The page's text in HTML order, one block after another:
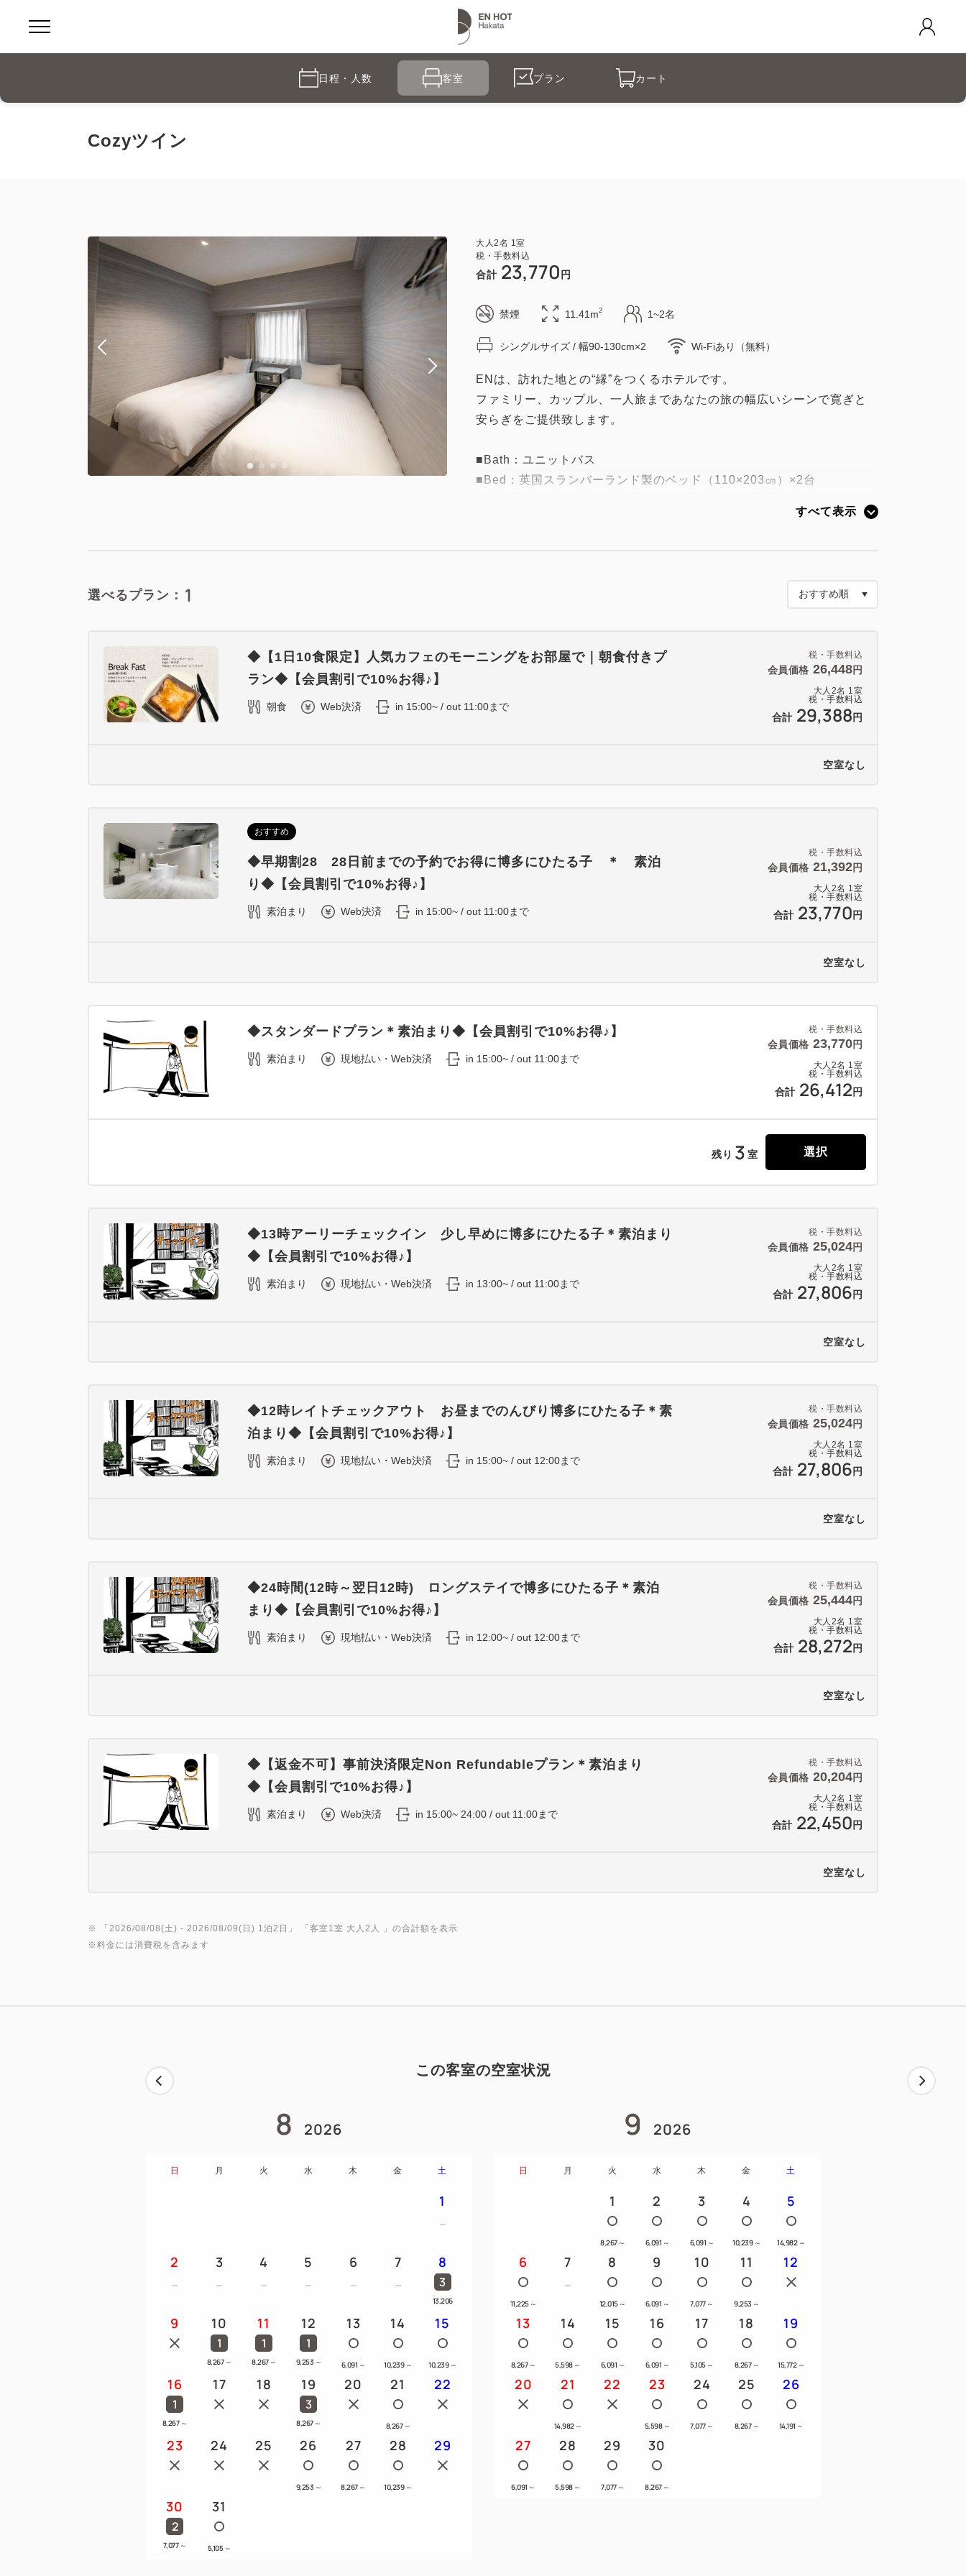
日程・人数 客室 プラン カート
Cozyツイン
大人2名 1室
税・手数料込
合計 23,770 円
禁煙 11.41m2 1~2名
シングルサイズ / 幅90-130cm×2 Wi-Fiあり（無料）
ENは、訪れた地との“縁”をつくるホテルです。
ファミリー、カップル、一人旅まであなたの旅の幅広いシーンで寛ぎと
安らぎをご提供致します。
■Bath：ユニットバス
■Bed：英国スランバーランド製のベッド（110×203㎝）×2台
ベッドに採用。寝具の中でも特に高い評価を受けている「上質な眠り」
すべて表示
選べるプラン： 1
税・手数料込
会員価格 26,448円
大人 2名 1室
税・手数料込
合計 29,388 円
◆【1日10食限定】人気カフェのモーニングをお部屋で｜朝食付きプ
ラン◆【会員割引で10%お得♪】
朝食 Web決済 in 15:00~ / out 11:00まで
空室なし
税・手数料込
会員価格 21,392円
大人 2名 1室
税・手数料込
合計 23,770 円
おすすめ
◆早期割28 28日前までの予約でお得に博多にひたる子 ＊ 素泊
り◆【会員割引で10%お得♪】
素泊まり Web決済 in 15:00~ / out 11:00まで
空室なし
税・手数料込
会員価格 23,770円
大人 2名 1室
税・手数料込
合計 26,412 円
◆スタンダードプラン＊素泊まり◆【会員割引で10%お得♪】
素泊まり 現地払い・Web決済 in 15:00~ / out 11:00まで
残り 3 室 選択
税・手数料込
会員価格 25,024円
大人 2名 1室
税・手数料込
合計 27,806 円
◆13時アーリーチェックイン 少し早めに博多にひたる子＊素泊まり
◆【会員割引で10%お得♪】
素泊まり 現地払い・Web決済 in 13:00~ / out 11:00まで
空室なし
税・手数料込
会員価格 25,024円
大人 2名 1室
税・手数料込
合計 27,806 円
◆12時レイトチェックアウト お昼までのんびり博多にひたる子＊素
泊まり◆【会員割引で10%お得♪】
素泊まり 現地払い・Web決済 in 15:00~ / out 12:00まで
空室なし
税・手数料込
会員価格 25,444円
大人 2名 1室
税・手数料込
合計 28,272 円
◆24時間(12時～翌日12時) ロングステイで博多にひたる子＊素泊
まり◆【会員割引で10%お得♪】
素泊まり 現地払い・Web決済 in 12:00~ / out 12:00まで
空室なし
税・手数料込
会員価格 20,204円
大人 2名 1室
税・手数料込
合計 22,450 円
◆【返金不可】事前決済限定Non Refundableプラン＊素泊まり
◆【会員割引で10%お得♪】
素泊まり Web決済 in 15:00~ 24:00 / out 11:00まで
空室なし
※ 「 2026/08/08(土) - 2026/08/09(日) 1泊2日 」 「 客室1室 大人2人
」の合計額を表示
※料金には消費税を含みます
この客室の空室状況
8 2026
日 月 火 水 木 金 土
1
2 3 4 5 6 7 8
3
13,206
9 10
1
8,267 ～
11
1
8,267 ～
12
1
9,253 ～
13
6,091 ～
14
10,239 ～
15
10,239 ～
16
1
8,267 ～
17 18 19
3
8,267 ～
20 21
8,267 ～
22
23 24 25 26
9,253 ～
27
8,267 ～
28
10,239 ～
29
30
2
7,077 ～
31
5,105 ～
9 2026
日 月 火 水 木 金 土
1
8,267 ～
2
6,091 ～
3
6,091 ～
4
10,239 ～
5
14,982 ～
6
11,225 ～
7 8
12,015 ～
9
6,091 ～
10
7,077 ～
11
9,253 ～
12
13
8,267 ～
14
5,598 ～
15
6,091 ～
16
6,091 ～
17
5,105 ～
18
8,267 ～
19
15,772 ～
20 21
14,982 ～
22 23
5,598 ～
24
7,077 ～
25
8,267 ～
26
14,191 ～
27
6,091 ～
28
5,598 ～
29
7,077 ～
30
8,267 ～